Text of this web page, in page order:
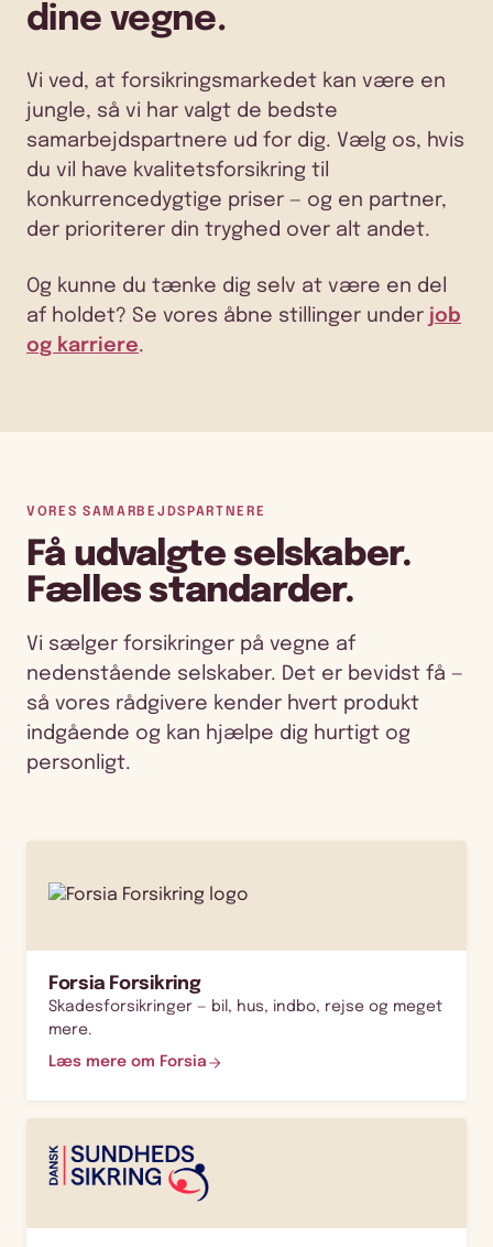
dine vegne.
Vi ved, at forsikringsmarkedet kan være en
jungle, så vi har valgt de bedste
samarbejdspartnere ud for dig. Vælg os, hvis
du vil have kvalitetsforsikring til
konkurrencedygtige priser — og en partner,
der prioriterer din tryghed over alt andet.
Og kunne du tænke dig selv at være en del
af holdet? Se vores åbne stillinger under job
og karriere.
VORES SAMARBEJDSPARTNERE
Få udvalgte selskaber.
Fælles standarder.
Vi sælger forsikringer på vegne af
nedenstående selskaber. Det er bevidst få —
så vores rådgivere kender hvert produkt
indgående og kan hjælpe dig hurtigt og
personligt.
Forsia Forsikring
Skadesforsikringer — bil, hus, indbo, rejse og meget
mere.
Læs mere om Forsia